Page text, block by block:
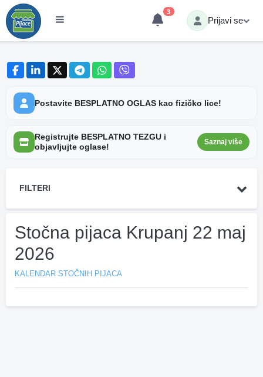
3
Prijavi se
Postavite BESPLATNO OGLAS kao fizičko lice!
Registrujte BESPLATNO TEZGU i
objavljujte oglase!
Saznaj više
FILTERI
Stočna pijaca Krupanj 22 maj
2026
KALENDAR STOČNIH PIJACA